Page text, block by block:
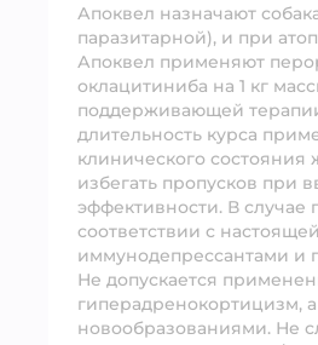
Апоквел назначают
паразитарной), и при
Апоквел применяют
оклацитиниба на 1 кг
поддерживающей
длительность курса
клинического
избегать пропусков при
эффективности. В
соответствии с
иммунодепрессантами и
Не допускается
гиперадренокортицизм,
новообразованиями. Не